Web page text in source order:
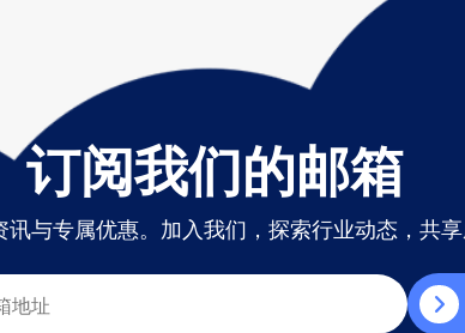
订阅我们的邮箱
与专属优惠。加入我们，探索行业动态，共享